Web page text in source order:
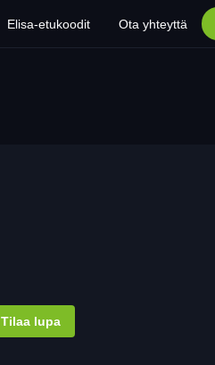
Elisa-etukoodit Ota yhteyttä
Tilaa lupa